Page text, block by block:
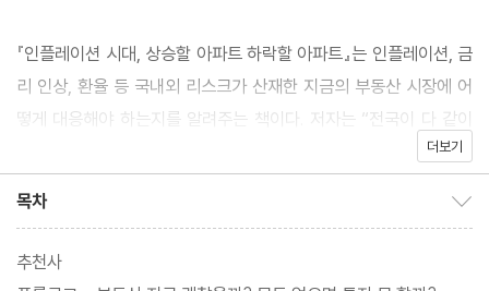
『인플레이션 시대, 상승할 아파트 하락할 아파트』는 인플레이션, 금
리 인상, 환율 등 국내외 리스크가 산재한 지금의 부동산 시장에 어
떻게 대응해야 하는지를 알려주는 책이다. 저자는 “전국이 다 같이
오르는 시기는 끝났다”고 선언한다. 심지어 저자는 한 도시 안에서
건에 부합하는 지역이라면 결국 상승할 것이고, 하락 조건에 부합한
다면 하락할 것”이라는 게 이 책의 핵심이다.
더보기
목차
추천사